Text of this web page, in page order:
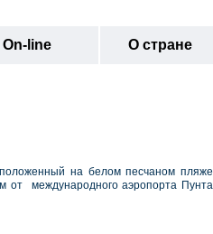
line О стране
на белом песчаном пляже
от международного аэропорта Пунта